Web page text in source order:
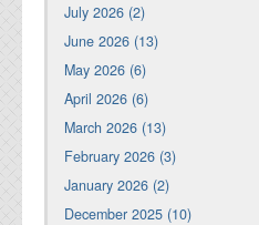
July 2026 (2)
June 2026 (13)
May 2026 (6)
April 2026 (6)
March 2026 (13)
February 2026 (3)
January 2026 (2)
December 2025 (10)